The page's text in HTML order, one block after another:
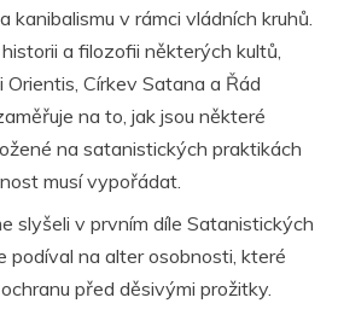
kanibalismu v rámci vládních kruhů.
a filozofii některých kultů,
Orientis, Církev Satana a Řád
na to, jak jsou některé
na satanistických praktikách
musí vypořádat.
slyšeli v prvním díle Satanistických
podíval na alter osobnosti, které
před děsivými prožitky.